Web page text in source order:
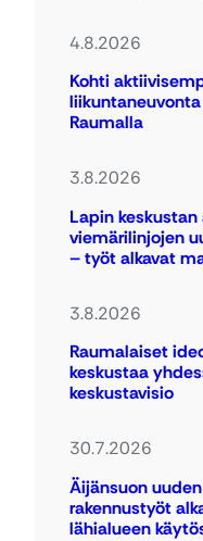
4.8.2026
Kohti
Raumalla
3.8.2026
Lapin
viemärilinjojen
– työt alkavat
3.8.2026
Raumalaiset
keskustaa
keskustavisio
30.7.2026
Äijänsuon
rakennustyöt
lähialueen